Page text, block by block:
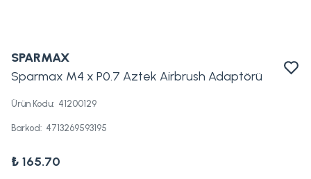
SPARMAX
Sparmax M4 x P0.7 Aztek Airbrush Adaptörü
Ürün Kodu: 41200129
Barkod: 4713269593195
₺ 165.70